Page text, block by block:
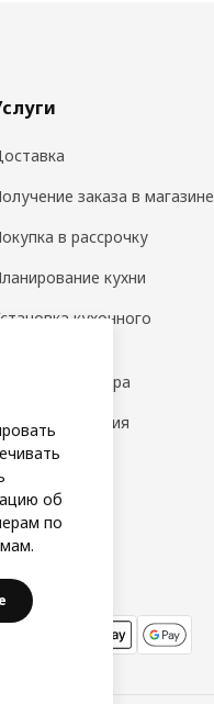
заказа в магазине
в рассрочку
кухни
кухонного
Дизайн интерьера
помещения
об
по